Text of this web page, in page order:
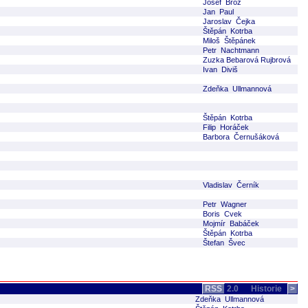
Josef Brož
Jan Paul
Jaroslav Čejka
Štěpán Kotrba
Miloš Štěpánek
Petr Nachtmann
Zuzka Bebarová Rujbrová
Ivan Diviš
Zdeňka Ullmannová
Štěpán Kotrba
Filip Horáček
Barbora Černušáková
Vladislav Černík
Petr Wagner
Boris Cvek
Mojmír Babáček
Štěpán Kotrba
Štefan Švec
RSS 2.0 Historie >
Zdeňka Ullmannová